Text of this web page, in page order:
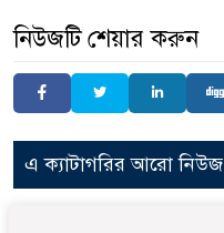
নিউজটি শেয়ার করুন
এ ক্যাটাগরির আরো নিউজ